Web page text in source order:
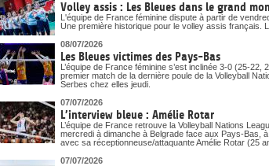
Volley assis : Les Bleues dans le grand
L'équipe de France féminine dispute à partir de
Une première historique pour le volley assis français.
08/07/2026
Les Bleues victimes des Pays-Bas
L’équipe de France féminine s’est inclinée 3-0 (25-
premier match de la dernière poule de la Volleyball
Serbes chez elles jeudi.
07/07/2026
L’interview bleue : Amélie Rotar
L’équipe de France retrouve la Volleyball Nations
mercredi à dimanche à Belgrade face aux Pays-Bas,
avec sa réceptionneuse/attaquante Amélie Rotar (25
07/07/2026